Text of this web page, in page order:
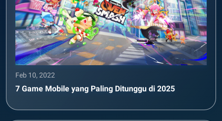
Feb 10, 2022
7 Game Mobile yang Paling Ditunggu di 2025